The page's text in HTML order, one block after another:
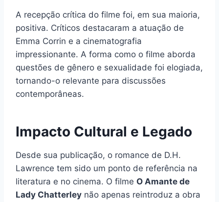
A recepção crítica do filme foi, em sua maioria,
positiva. Críticos destacaram a atuação de
Emma Corrin e a cinematografia
impressionante. A forma como o filme aborda
questões de gênero e sexualidade foi elogiada,
tornando-o relevante para discussões
contemporâneas.
Impacto Cultural e Legado
Desde sua publicação, o romance de D.H.
Lawrence tem sido um ponto de referência na
literatura e no cinema. O filme O Amante de
Lady Chatterley não apenas reintroduz a obra